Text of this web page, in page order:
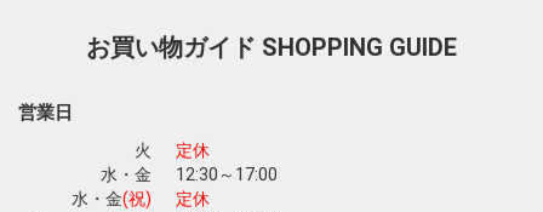
お買い物ガイド SHOPPING GUIDE
営業日
火
定休
水・金
12:30～17:00
水・金(祝)
定休